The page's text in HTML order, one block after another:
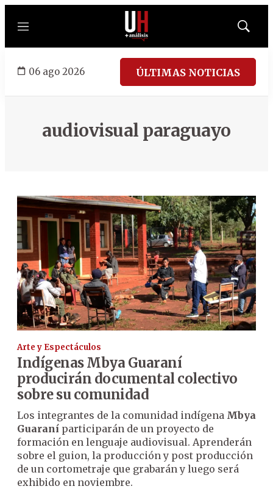
Menú
Mostrar
06 ago 2026 ÚLTIMAS NOTICIAS
audiovisual paraguayo
Arte y Espectáculos
Indígenas Mbya Guaraní
producirán documental colectivo
sobre su comunidad
Los integrantes de la comunidad indígena Mbya
Guaraní participarán de un proyecto de
formación en lenguaje audiovisual. Aprenderán
sobre el guion, la producción y post producción
de un cortometraje que grabarán y luego será
exhibido en noviembre.